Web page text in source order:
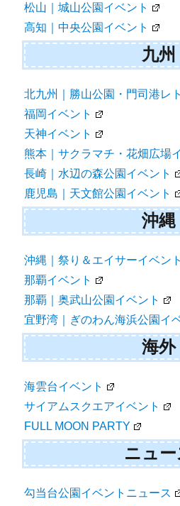
松山｜城山公園イベント
高知｜中央公園イベント
九州
北九州｜勝山公園・門司港レ
福岡イベント
天神イベント
熊本｜サクラマチ・花畑広場
長崎｜水辺の森公園イベント
鹿児島｜天文館公園イベント
沖縄
沖縄｜祭り＆エイサーイベント
那覇イベント
那覇｜奥武山公園イベント
宜野湾｜ぎのわん海浜公園イ
海外
海雲台イベント
サイアムスクエアイベント
FULL MOON PARTY
ニュー
勾当台公園イベントニュース